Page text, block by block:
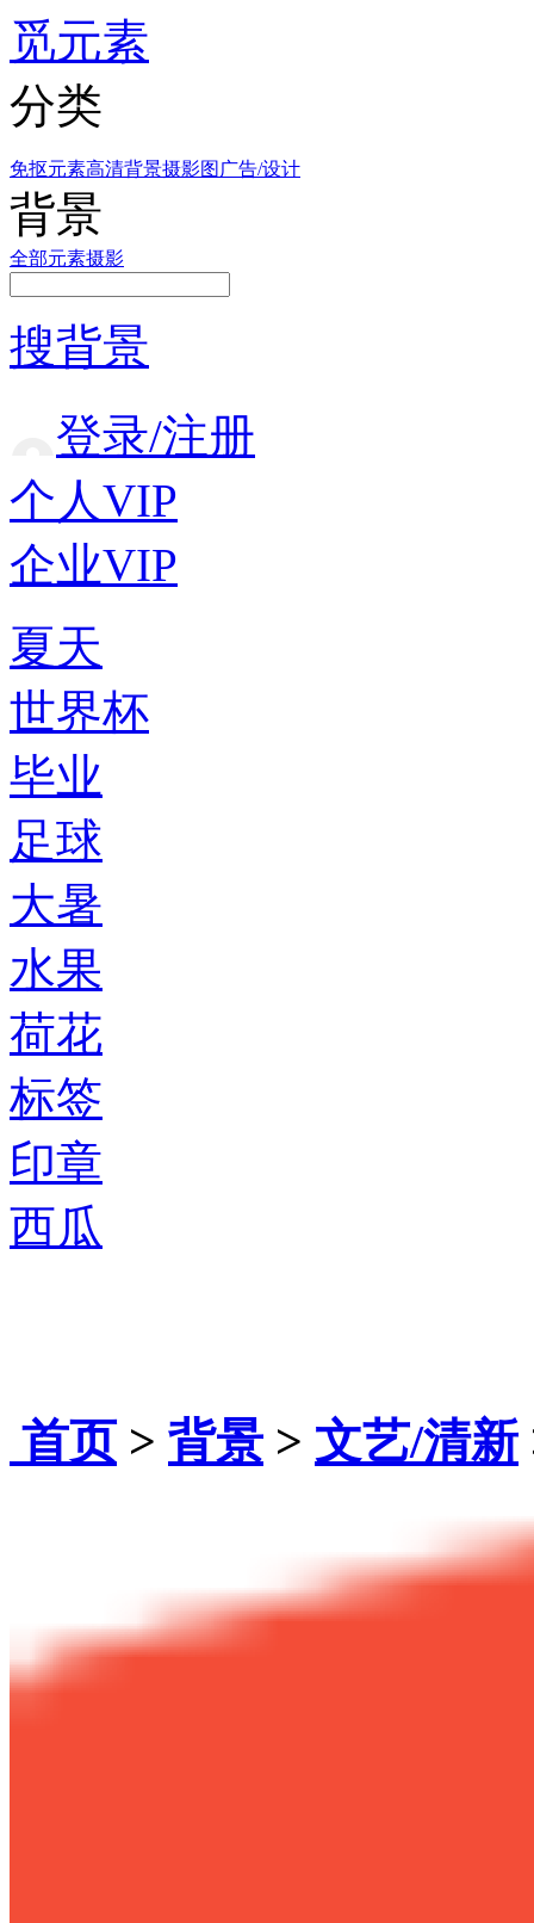
觅元素
分类
免抠元素高清背景摄影图 广告/设计
背景
全部元素摄影
搜背景
登录/注册
个人VIP
企业VIP
夏天
世界杯
毕业
足球
大暑
水果
荷花
标签
印章
西瓜
首页> 背景 > 文艺/清新